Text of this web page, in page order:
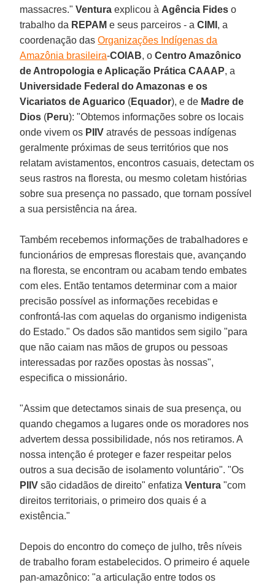
massacres."Ventura explicou à Agência Fides o
trabalho da REPAM e seus parceiros - aCIMI , a
coordenação dasOrganizações Indígenas da
Amazônia brasileira-COIAB, oCentro Amazônico
de Antropologia e Aplicação Prática CAAAP, a
Universidade Federal do Amazonas e os
Vicariatos de Aguarico (Equador), e de Madre de
Dios (Peru): "Obtemos informações sobre os locais
onde vivem os PIIV através de pessoas indígenas
geralmente próximas de seus territórios que nos
relatam avistamentos, encontros casuais, detectam os
seus rastros na floresta, ou mesmo coletam histórias
sobre sua presença no passado, que tornam possível
a sua persistência na área.
Também recebemos informações de trabalhadores e
funcionários de empresas florestais que, avançando
na floresta, se encontram ou acabam tendo embates
com eles. Então tentamos determinar com a maior
precisão possível as informações recebidas e
confrontá-las com aquelas do organismo indigenista
do Estado." Os dados são mantidos sem sigilo "para
que não caiam nas mãos de grupos ou pessoas
interessadas por razões opostas às nossas",
especifica o missionário.
"Assim que detectamos sinais de sua presença, ou
quando chegamos a lugares onde os moradores nos
advertem dessa possibilidade, nós nos retiramos. A
nossa intenção é proteger e fazer respeitar pelos
outros a sua decisão de isolamento voluntário". "Os
PIIV são cidadãos de direito" enfatizaVentura "com
direitos territoriais, o primeiro dos quais é a
existência."
Depois do encontro do começo de julho, três níveis
de trabalho foram estabelecidos. O primeiro é aquele
pan-amazônico: "a articulação entre todos os